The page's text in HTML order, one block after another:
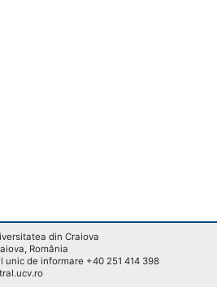
din Craiova
România
unic de informare +40 251 414 398